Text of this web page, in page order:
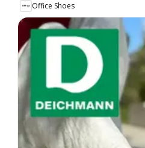
Office Shoes